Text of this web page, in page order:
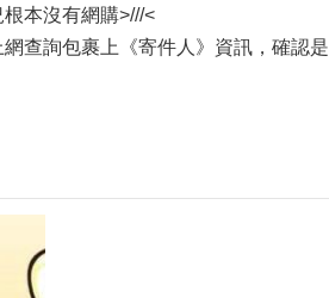
本沒有網購>///<
查詢包裹上《寄件人》資訊，確認